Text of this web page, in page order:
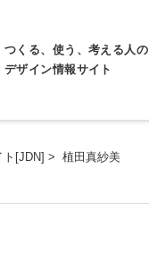
つくる、使う、考える人の
デザイン情報サイト
[JDN] > 植田真紗美